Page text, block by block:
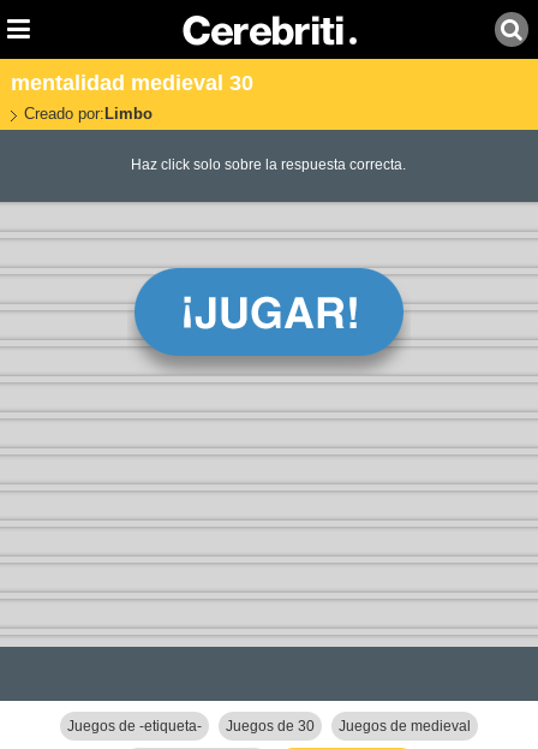
mentalidad medieval 30
Creado por: Limbo
Haz click solo sobre la respuesta correcta.
Juegos de -etiqueta- Juegos de 30 Juegos de medieval